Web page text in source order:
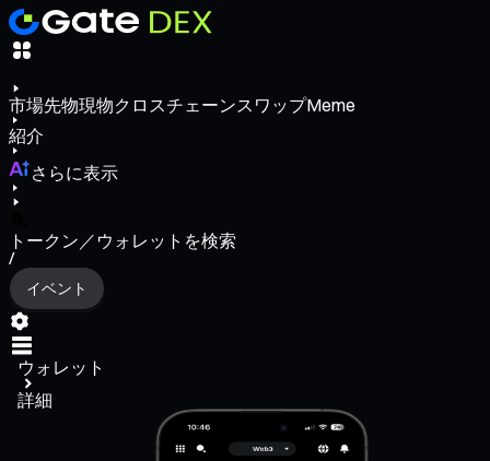
市場先物現物クロスチェーンスワップMeme
紹介
さらに表示
トークン／ウォレットを検索
/
イベント
ウォレット
詳細